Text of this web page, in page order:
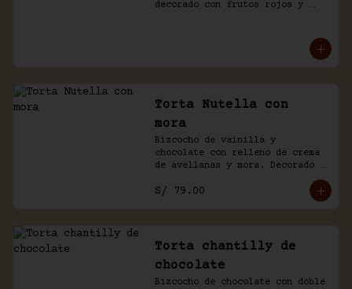
decorado con frutos rojos y
Torta Nutella con
mora
Bizcocho de vainilla y
chocolate con relleno de crema
de avellanas y mora. Decorado
S/ 79.00
Torta chantilly de
chocolate
Bizcocho de chocolate con doble